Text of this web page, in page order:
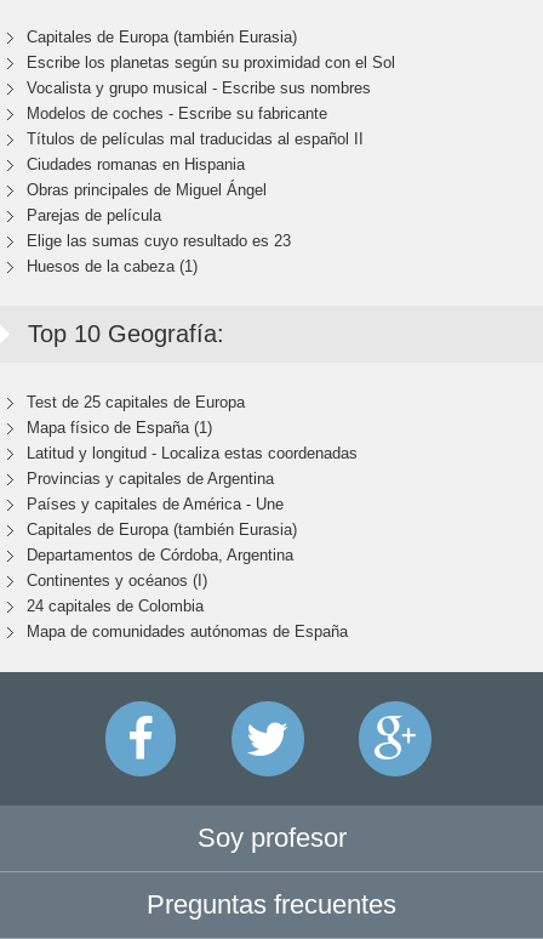
Capitales de Europa (también Eurasia)
Escribe los planetas según su proximidad con el Sol
Vocalista y grupo musical - Escribe sus nombres
Modelos de coches - Escribe su fabricante
Títulos de películas mal traducidas al español II
Ciudades romanas en Hispania
Obras principales de Miguel Ángel
Parejas de película
Elige las sumas cuyo resultado es 23
Huesos de la cabeza (1)
Top 10 Geografía:
Test de 25 capitales de Europa
Mapa físico de España (1)
Latitud y longitud - Localiza estas coordenadas
Provincias y capitales de Argentina
Países y capitales de América - Une
Capitales de Europa (también Eurasia)
Departamentos de Córdoba, Argentina
Continentes y océanos (I)
24 capitales de Colombia
Mapa de comunidades autónomas de España
Soy profesor
Preguntas frecuentes